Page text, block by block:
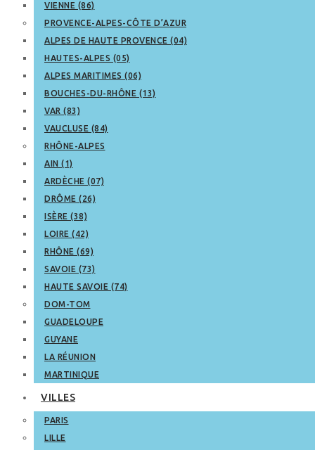
VIENNE (86)
PROVENCE-ALPES-CÔTE D’AZUR
ALPES DE HAUTE PROVENCE (04)
HAUTES-ALPES (05)
ALPES MARITIMES (06)
BOUCHES-DU-RHÔNE (13)
VAR (83)
VAUCLUSE (84)
RHÔNE-ALPES
AIN (1)
ARDÈCHE (07)
DRÔME (26)
ISÈRE (38)
LOIRE (42)
RHÔNE (69)
SAVOIE (73)
HAUTE SAVOIE (74)
DOM-TOM
GUADELOUPE
GUYANE
LA RÉUNION
MARTINIQUE
VILLES
PARIS
LILLE